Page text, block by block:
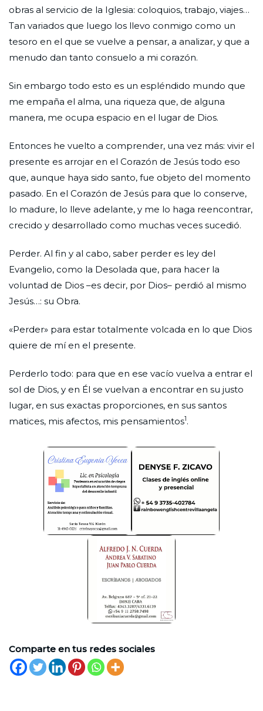
obras al servicio de la Iglesia: coloquios, trabajo, viajes…
Tan variados que luego los llevo conmigo como un
tesoro en el que se vuelve a pensar, a analizar, y que a
menudo dan tanto consuelo a mi corazón.
Sin embargo todo esto es un espléndido mundo que
me empaña el alma, una riqueza que, de alguna
manera, me ocupa espacio en el lugar de Dios.
Entonces he vuelto a comprender, una vez más: vivir el
presente es arrojar en el Corazón de Jesús todo eso
que, aunque haya sido santo, fue objeto del momento
pasado. En el Corazón de Jesús para que lo conserve,
lo madure, lo lleve adelante, y me lo haga reencontrar,
crecido y desarrollado como muchas veces sucedió.
Perder. Al fin y al cabo, saber perder es ley del
Evangelio, como la Desolada que, para hacer la
voluntad de Dios –es decir, por Dios– perdió al mismo
Jesús…: su Obra.
«Perder» para estar totalmente volcada en lo que Dios
quiere de mí en el presente.
Perderlo todo: para que en ese vacío vuelva a entrar el
sol de Dios, y en Él se vuelvan a encontrar en su justo
lugar, en sus exactas proporciones, en sus santos
matices, mis afectos, mis pensamientos1.
Comparte en tus redes sociales